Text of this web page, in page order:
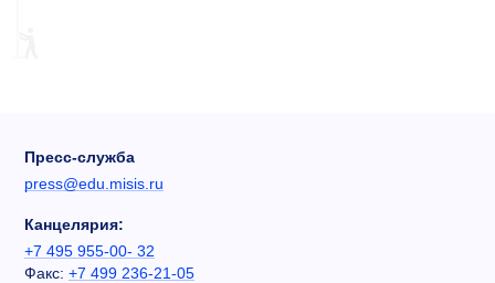
Пресс-служба
press@edu.misis.ru
Канцелярия:
+7 495 955-00- 32
Факс: +7 499 236-21-05